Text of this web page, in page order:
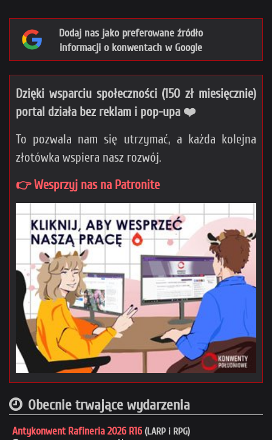
Dodaj nas jako preferowane źródło
informacji o konwentach w Google
Dzięki wsparciu społeczności (150 zł miesięcznie)
portal działa bez reklam i pop-upa ❤️
To pozwala nam się utrzymać, a każda kolejna
złotówka wspiera nasz rozwój.
👉 Wesprzyj nas na Patronite
Obecnie trwające wydarzenia
Antykonwent Rafineria 2026 R16 (LARP i RPG)